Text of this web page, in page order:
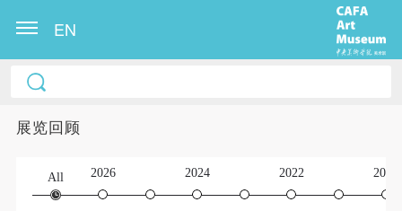
EN
展览回顾
All 2026 2024 2022 2020